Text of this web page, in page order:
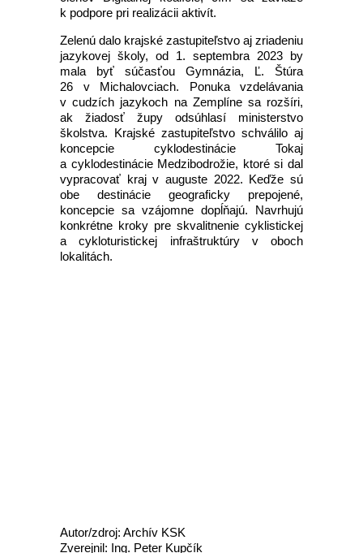
k podpore pri realizácii aktivít.
Zelenú dalo krajské zastupiteľstvo aj zriadeniu
jazykovej školy, od 1. septembra 2023 by
mala byť súčasťou Gymnázia, Ľ. Štúra
26 v Michalovciach. Ponuka vzdelávania
v cudzích jazykoch na Zemplíne sa rozšíri,
ak žiadosť župy odsúhlasí ministerstvo
školstva. Krajské zastupiteľstvo schválilo aj
koncepcie cyklodestinácie Tokaj
a cyklodestinácie Medzibodrožie, ktoré si dal
vypracovať kraj v auguste 2022. Keďže sú
obe destinácie geograficky prepojené,
koncepcie sa vzájomne dopĺňajú. Navrhujú
konkrétne kroky pre skvalitnenie cyklistickej
a cykloturistickej infraštruktúry v oboch
lokalitách.
Autor/zdroj: Archív KSK
Zverejnil: Ing. Peter Kupčík